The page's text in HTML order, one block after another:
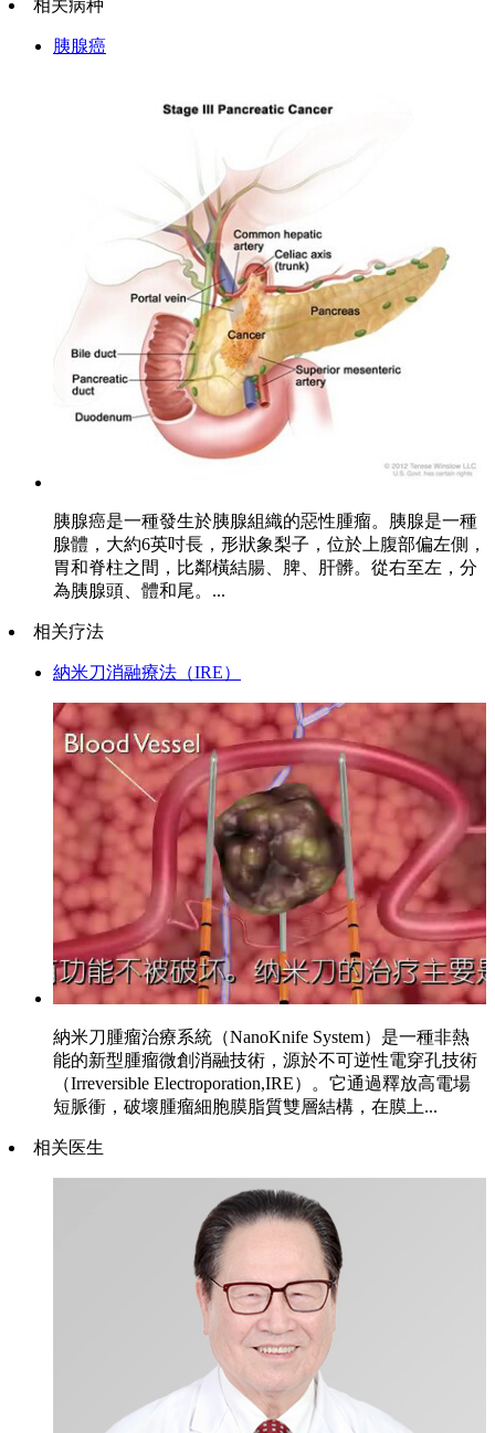
相关病种
胰腺癌
胰腺癌是一種發生於胰腺組織的惡性腫瘤。胰腺是一種
腺體，大約6英吋長，形狀象梨子，位於上腹部偏左側，
胃和脊柱之間，比鄰橫結腸、脾、肝髒。從右至左，分
為胰腺頭、體和尾。...
相关疗法
納米刀消融療法（IRE）
納米刀腫瘤治療系統（NanoKnife System）是一種非熱
能的新型腫瘤微創消融技術，源於不可逆性電穿孔技術
（Irreversible Electroporation,IRE）。它通過釋放高電場
短脈衝，破壞腫瘤細胞膜脂質雙層結構，在膜上...
相关医生